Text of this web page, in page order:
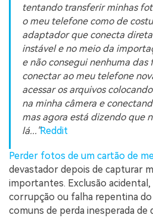
tentando transferir minhas
o meu telefone como de
adaptador que conecta
instável e no meio da
e não consegui nenhuma das
conectar ao meu telefone
acessar os arquivos
na minha câmera e
mas agora está dizendo que
lá..."Reddit
Perder fotos de um cartão de
devastador depois de capturar
importantes. Exclusão
corrupção ou falha repentina do
comuns de perda inesperada de